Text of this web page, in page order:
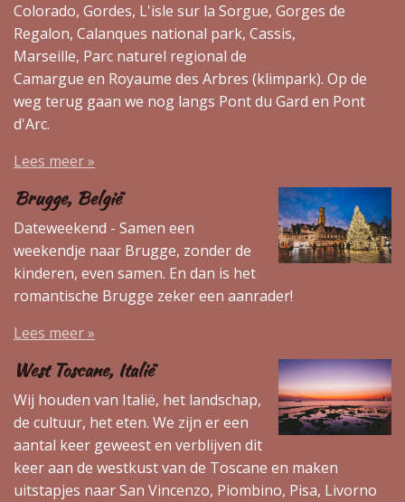
Colorado, Gordes, L'isle sur la Sorgue, Gorges de
Regalon, Calanques national park, Cassis,
Marseille, Parc naturel regional de
Camargue en Royaume des Arbres (klimpark). Op de
weg terug gaan we nog langs Pont du Gard en Pont
d'Arc.
Lees meer »
Brugge, België
Dateweekend - Samen een
weekendje naar Brugge, zonder de
kinderen, even samen. En dan is het
romantische Brugge zeker een aanrader!
Lees meer »
West Toscane, Italië
Wij houden van Italië, het landschap,
de cultuur, het eten. We zijn er een
aantal keer geweest en verblijven dit
keer aan de westkust van de Toscane en maken
uitstapjes naar San Vincenzo, Piombino, Pisa, Livorno